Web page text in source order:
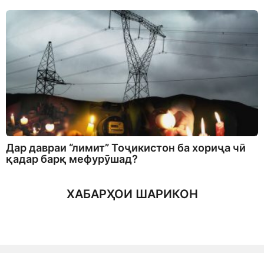
Дар давраи “лимит” Тоҷикистон ба хориҷа чӣ
қадар барқ мефурӯшад?
ХАБАРҲОИ ШАРИКОН